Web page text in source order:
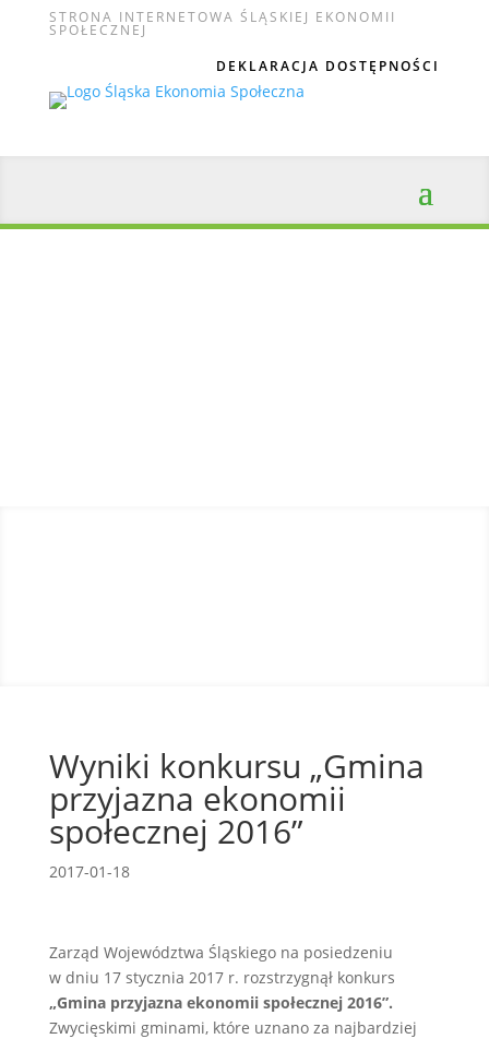
STRONA INTERNETOWA ŚLĄSKIEJ EKONOMII
SPOŁECZNEJ
DEKLARACJA DOSTĘPNOŚCI
Wyniki konkursu „Gmina
przyjazna ekonomii
społecznej 2016”
2017-01-18
Zarząd Województwa Śląskiego na posiedzeniu
w dniu 17 stycznia 2017 r. rozstrzygnął konkurs
„Gmina przyjazna ekonomii społecznej 2016”.
Zwycięskimi gminami, które uznano za najbardziej